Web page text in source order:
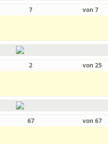
von7
von25
von67